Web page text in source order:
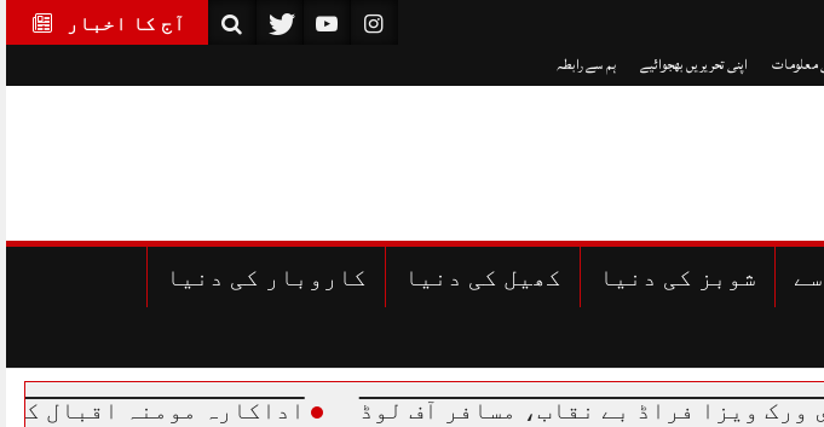
آج کا اخبار
معلومات اپنی تحریریں بھجوائیے ہم سے رابطہ
شوبز کی دنیا کھیل کی دنیا کاروبار کی دنیا
بے نقاب، مسافر آف لوڈ اداکارہ مومنہ اقبال کے شوہر کون